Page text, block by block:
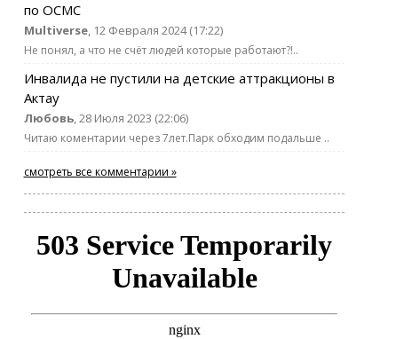
по ОСМС
Multiverse, 12 Февраля 2024 (17:22)
Не понял, а что не счёт людей которые работают?!..
Инвалида не пустили на детские аттракционы в
Актау
Любовь, 28 Июля 2023 (22:06)
Читаю коментарии через 7лет.Парк обходим подальше ..
смотреть все комментарии »